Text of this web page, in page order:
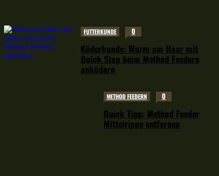
FUTTERKUNDE 0
Köderkunde: Wurm am Haar mit
Quick Stop beim Method Feedern
anködern
METHOD FEEDERN 0
Quick Tipp: Method Feeder
Mittelrippe entfernen